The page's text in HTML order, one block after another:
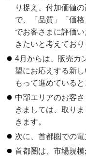
り捉え、付加価値
で、「品質」「価
でお客さまに評価
きたいと考えており
4月からは、販売カ
望にお応えする新
もって進めている
中部エリアのお客
きましては、取り
きます。
次に、首都圏での
首都圏は、市場規